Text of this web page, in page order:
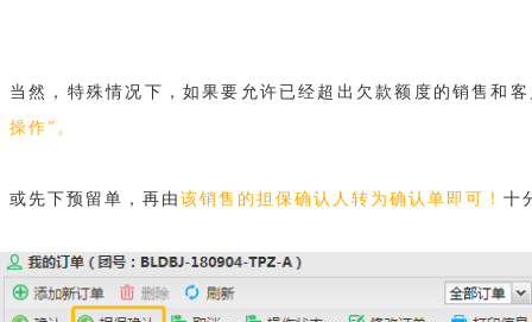
当然，特殊情况下，如果要允许已经超出欠款额度的销售和
操作” 。
或先下预留单，再由 该销售的担保确认人转为确认单即可！ 十